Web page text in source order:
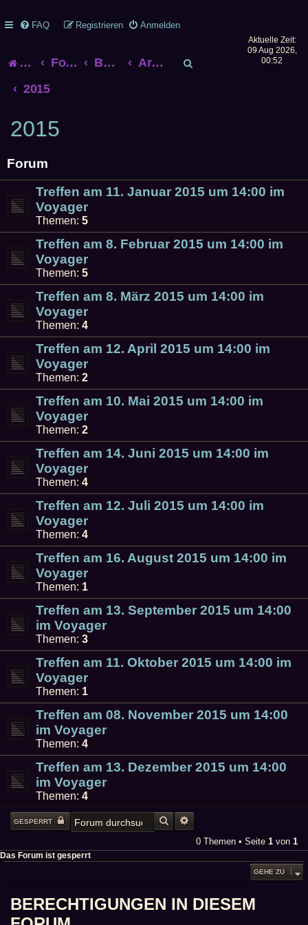
FAQ Anmelden
Registrieren
Startseite
Foren-Übersicht Bonner Rollenspieltreff
Archiv alter Treffen
2015
Aktuelle Zeit:
09 Aug 2026,
00:52
2015
Forum
Treffen am 11. Januar 2015 um 14:00 im
Voyager
Themen: 5
Treffen am 8. Februar 2015 um 14:00 im
Voyager
Themen: 5
Treffen am 8. März 2015 um 14:00 im
Voyager
Themen: 4
Treffen am 12. April 2015 um 14:00 im
Voyager
Themen: 2
Treffen am 10. Mai 2015 um 14:00 im
Voyager
Themen: 2
Treffen am 14. Juni 2015 um 14:00 im
Voyager
Themen: 4
Treffen am 12. Juli 2015 um 14:00 im
Voyager
Themen: 4
Treffen am 16. August 2015 um 14:00 im
Voyager
Themen: 1
Treffen am 13. September 2015 um 14:00
im Voyager
Themen: 3
Treffen am 11. Oktober 2015 um 14:00 im
Voyager
Themen: 1
Treffen am 08. November 2015 um 14:00
im Voyager
Themen: 4
Treffen am 13. Dezember 2015 um 14:00
im Voyager
Themen: 4
GESPERRT SUCHE
0 Themen • Seite 1 von 1
Das Forum ist gesperrt
GEHE ZU
BERECHTIGUNGEN IN DIESEM